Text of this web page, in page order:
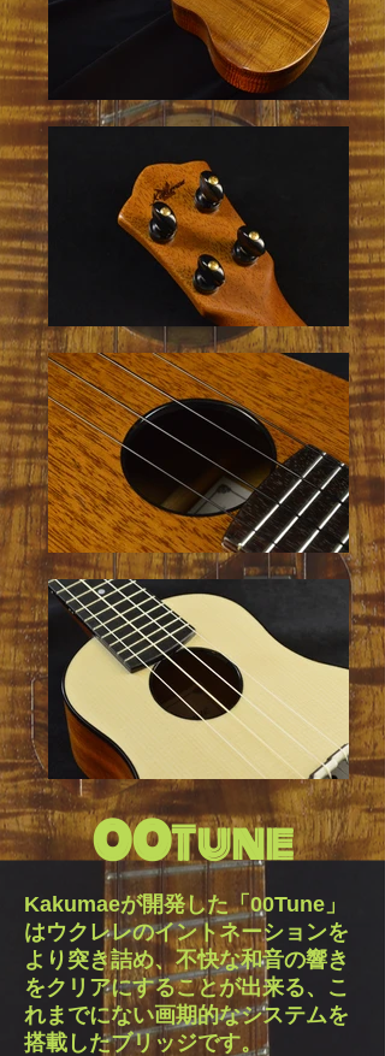
00Tune
Kakumaeが開発した「00Tune」
はウクレレのイントネーションを
より突き詰め、不快な和音の響き
をクリアにすることが出来る、こ
れまでにない画期的なシステムを
搭載したブリッジです。